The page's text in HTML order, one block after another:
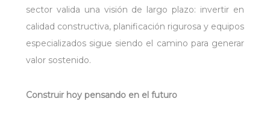
sector valida una visión de largo plazo: invertir en
calidad constructiva, planificación rigurosa y equipos
especializados sigue siendo el camino para generar
valor sostenido.
Construir hoy pensando en el futuro